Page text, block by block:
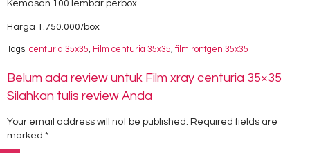
Kemasan 100 lembar perbox
Harga 1.750.000/box
Tags: centuria 35x35 Film centuria 35x35 film rontgen 35x35
Belum ada review untuk Film xray centuria 35×35
Silahkan tulis review Anda
Your email address will not be published. Required fields are
marked *